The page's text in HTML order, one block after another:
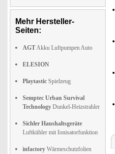
Mehr Hersteller-
Seiten:
AGTAkku Luftpumpen Auto
ELESION
Playtastic Spielzeug
Semptec Urban Survival
Technology Dunkel-Heizstrahler
Sichler Haushaltsgeräte
Luftkühler mit Ionisatorfunktion
infactory Wärmeschutzfolien